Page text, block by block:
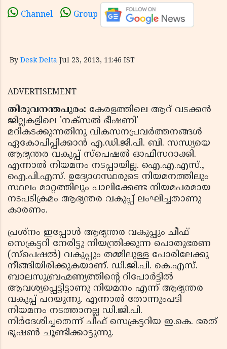
Channel Group
By Desk Delta Jul 23, 2013, 11:46 IST
ADVERTISEMENT
തിരുവനന്തപുരം: കേരളത്തിലെ ആറ് വടക്കന്‍
ജില്ലകളിലെ 'നക്‌സല്‍ ഭീഷണി'
മറികടക്കുന്നതിനു വികസനപ്രവര്‍ത്തനങ്ങള്‍
ഏകോപിപ്പിക്കാന്‍ എ.ഡി.ജി.പി. ബി. സന്ധ്യയെ
ആഭ്യന്തര വകുപ്പ് സ്‌പെഷല്‍ ഓഫീസറാക്കി.
എന്നാല്‍ നിയമനം നടപ്പായില്ല. ഐ.എ.എസ്.,
ഐ.പി.എസ്. ഉദ്യോഗസ്ഥരുടെ നിയമനത്തിലും
സ്ഥലം മാറ്റത്തിലും പാലിക്കേണ്ട നിയമപരമായ
നടപടിക്രമം ആഭ്യന്തര വകുപ്പ് ലംഘിച്ചതാണു
കാരണം.
പ്രശ്‌നം ഇപ്പോള്‍ ആഭ്യന്തര വകുപ്പും ചീഫ്
സെക്രട്ടറി നേരിട്ടു നിയന്ത്രിക്കുന്ന പൊതുഭരണ
(സ്‌പെഷല്‍) വകുപ്പും തമ്മിലുള്ള പോരിലേക്കു
നീങ്ങിയിരിക്കുകയാണ്. ഡി.ജി.പി. കെ.എസ്.
ബാലസുബ്രഹ്മണ്യത്തിന്റെ റിപോര്‍ട്ടില്‍
ആവശ്യപ്പെട്ടിട്ടാണു നിയമനം എന്ന് ആഭ്യന്തര
വകുപ്പ് പറയുന്നു. എന്നാല്‍ തോന്നുംപടി
നിയമനം നടത്താനല്ല ഡി.ജി.പി.
നിര്‍ദേശിച്ചതെന്ന് ചീഫ് സെക്രട്ടറിയ ഇ.കെ. ഭരത്
ഭൂഷണ്‍ ചൂണ്ടിക്കാട്ടുന്നു.